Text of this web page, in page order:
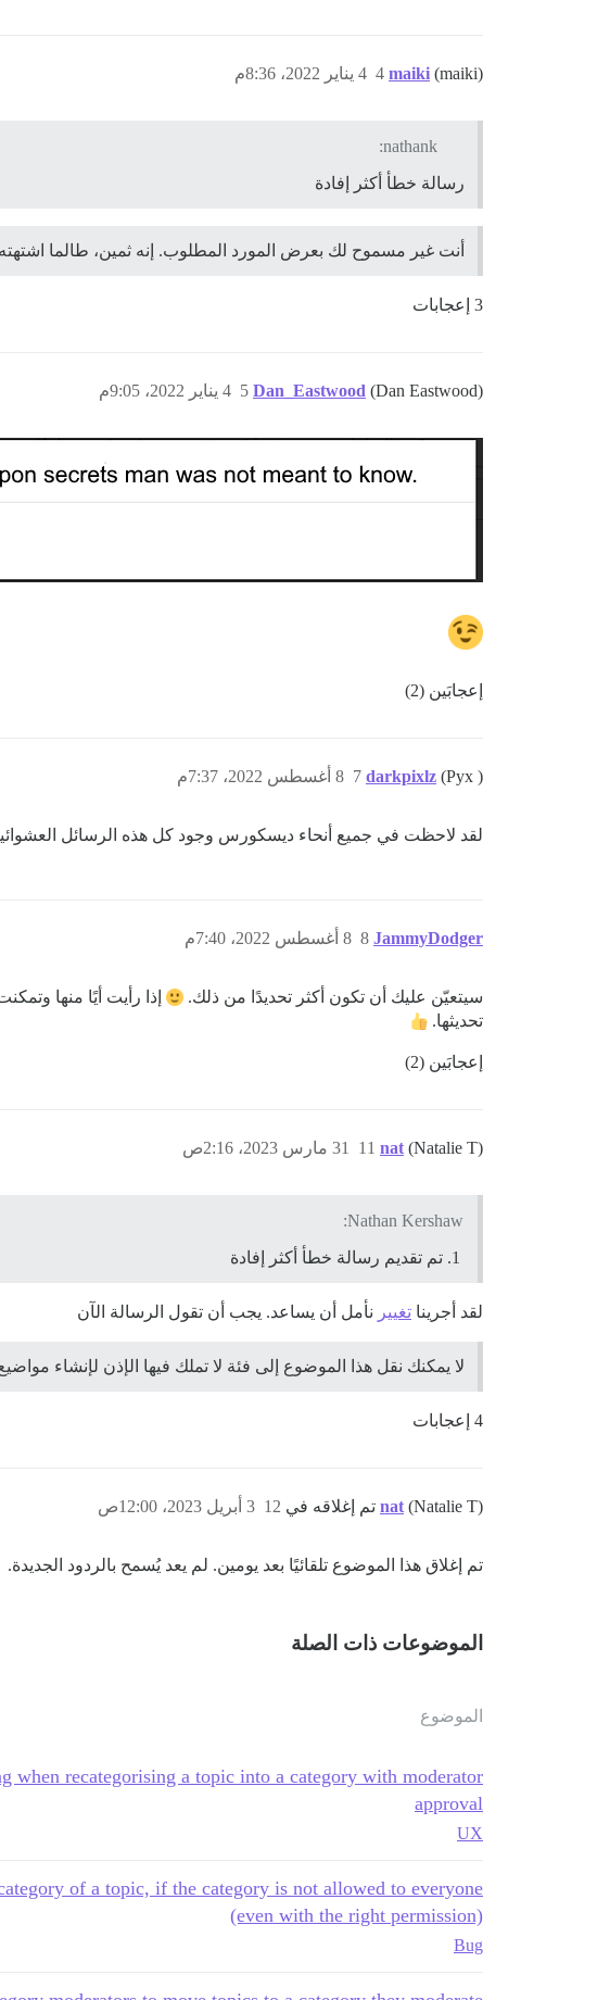
maiki (maiki) 4 يناير 2022، 8:36م 4
nathank:
رسالة خطأ أكثر إفادة
أنت غير مسموح لك بعرض المورد المطلوب. إنه ثمين، طالما
3 إعجابات
Dan_Eastwood (Dan Eastwood) 4 يناير 2022، 9:05م 5
إعجابَين (2)
darkpixlz (Pyx ) 8 أغسطس 2022، 7:37م 7
لقد لاحظت في جميع أنحاء ديسكورس وجود كل هذه الرسائل العشوائية
JammyDodger 8 أغسطس 2022، 7:40م 8
سيتعيّن عليك أن تكون أكثر تحديدًا من ذلك. إذا رأيت أيًا منها
تحديثها.
إعجابَين (2)
nat (Natalie T) 31 مارس 2023، 2:16ص 11
Nathan Kershaw:
تم تقديم رسالة خطأ أكثر إفادة
لقد أجرينا تغيير نأمل أن يساعد. يجب أن تقول الرسالة الآن
لا يمكنك نقل هذا الموضوع إلى فئة لا تملك فيها الإذن لإنشاء
4 إعجابات
nat (Natalie T) تم إغلاقه في 3 أبريل 2023، 12:00ص 12
تم إغلاق هذا الموضوع تلقائيًا بعد يومين. لم يعد يُسمح بالردود الجديدة.
الموضوعات ذات الصلة
الموضوع
when recategorising a topic into a category with moderator
approval
UX
of a topic, if the category is not allowed to everyone
(even with the right permission)
Bug